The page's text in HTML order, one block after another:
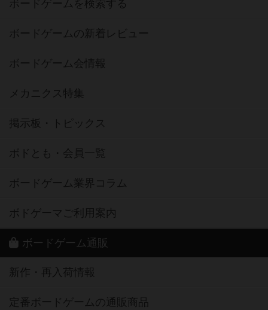
ボードゲームを検索する
ボードゲームの新着レビュー
ボードゲーム会情報
メカニクス特集
掲示板・トピックス
ボドとも・会員一覧
ボードゲーム業界コラム
ボドゲーマご利用案内
ボードゲーム通販
新作・再入荷情報
定番ボードゲームの通販商品